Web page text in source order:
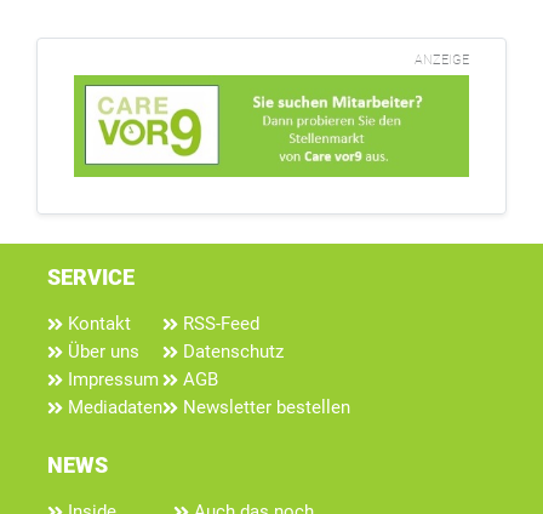
ANZEIGE
SERVICE
Kontakt
Über uns
Impressum
Mediadaten
RSS-Feed
Datenschutz
AGB
Newsletter bestellen
NEWS